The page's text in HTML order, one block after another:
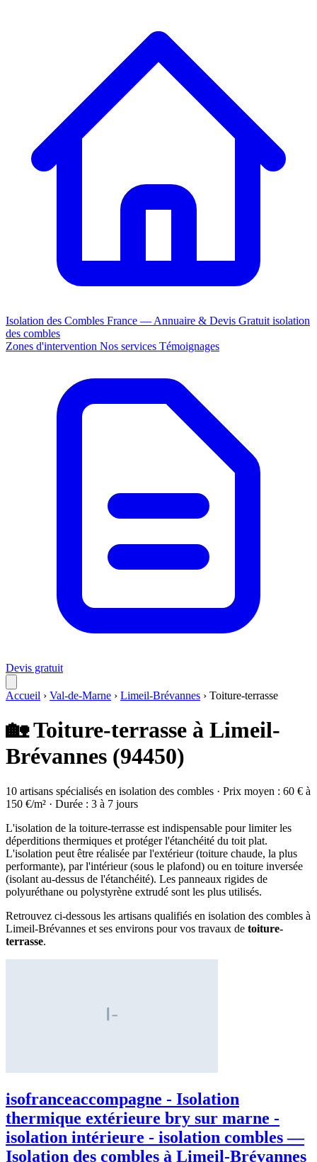
Isolation des Combles France — Annuaire & Devis Gratuit isolation
des combles
Zones d'intervention Nos services Témoignages
Devis gratuit
Accueil › Val-de-Marne › Limeil-Brévannes › Toiture-terrasse
🏡 Toiture-terrasse à Limeil-
Brévannes (94450)
10 artisans spécialisés en isolation des combles · Prix moyen : 60 € à
150 €/m² · Durée : 3 à 7 jours
L'isolation de la toiture-terrasse est indispensable pour limiter les
déperditions thermiques et protéger l'étanchéité du toit plat.
L'isolation peut être réalisée par l'extérieur (toiture chaude, la plus
performante), par l'intérieur (sous le plafond) ou en toiture inversée
(isolant au-dessus de l'étanchéité). Les panneaux rigides de
polyuréthane ou polystyrène extrudé sont les plus utilisés.
Retrouvez ci-dessous les artisans qualifiés en isolation des combles à
Limeil-Brévannes et ses environs pour vos travaux de toiture-
terrasse.
isofranceaccompagne - Isolation
thermique extérieure bry sur marne -
isolation intérieure - isolation combles —
Isolation des combles à Limeil-Brévannes